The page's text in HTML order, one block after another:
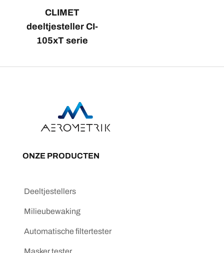
CLIMET
deeltjesteller CI-
105xT serie
ONZE PRODUCTEN
Deeltjestellers
Milieubewaking
Automatische filtertester